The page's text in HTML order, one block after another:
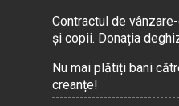
Contractul de
și copii. Donația
Nu mai plătiți bani
creanțe!